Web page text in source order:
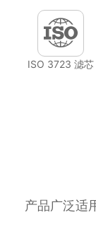
ISO 3723 滤芯
产品广泛适